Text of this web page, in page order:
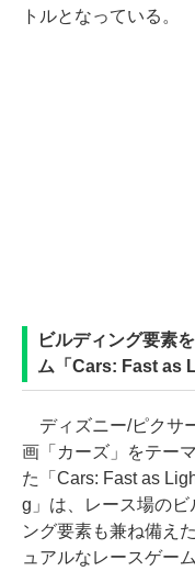
トルとなっている。
ビルディング要素
ム「Cars: Fast as
ディズニー/ピクサ
画「カーズ」をテー
た「Cars: Fast as
g」は、レース場のビ
ング要素も兼ね備え
ュアルなレースゲー